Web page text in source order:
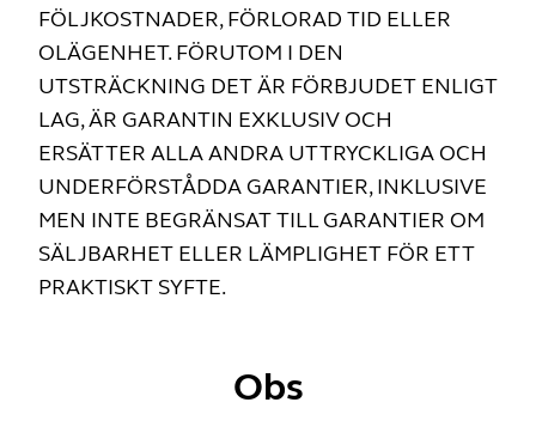
FÖLJKOSTNADER, FÖRLORAD TID ELLER
OLÄGENHET. FÖRUTOM I DEN
UTSTRÄCKNING DET ÄR FÖRBJUDET ENLIGT
LAG, ÄR GARANTIN EXKLUSIV OCH
ERSÄTTER ALLA ANDRA UTTRYCKLIGA OCH
UNDERFÖRSTÅDDA GARANTIER, INKLUSIVE
MEN INTE BEGRÄNSAT TILL GARANTIER OM
SÄLJBARHET ELLER LÄMPLIGHET FÖR ETT
PRAKTISKT SYFTE.
Obs